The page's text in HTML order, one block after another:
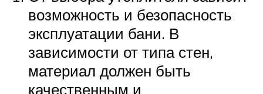
возможность и безопасность
эксплуатации бани. В
зависимости от типа стен,
материал должен быть
качественным и